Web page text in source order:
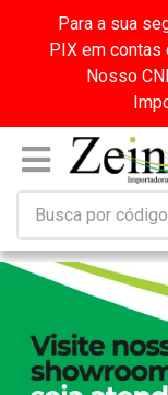
Para a sua
PIX em contas
Nosso